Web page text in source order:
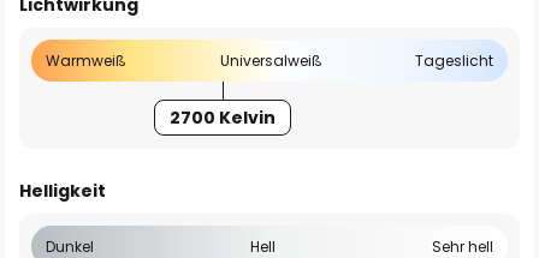
Lichtwirkung
Warmweiß Universalweiß Tageslicht
2700 Kelvin
Helligkeit
Dunkel Hell Sehr hell